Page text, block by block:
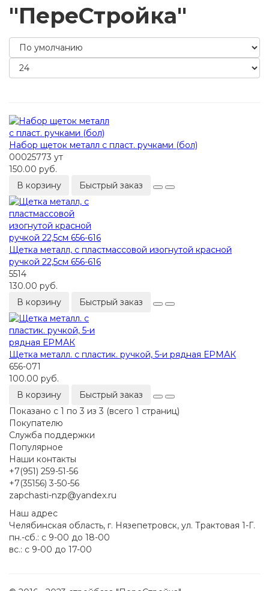
"ПереСтройка"
Набор щеток металл с пласт. ручками (бол)
00025773 ут
150.00 руб.
В корзину
Быстрый заказ
Щетка металл, с пластмассовой изогнутой красной
ручкой 22,5см 656-616
5514
130.00 руб.
В корзину
Быстрый заказ
Щетка металл. с пластик. ручкой, 5-и рядная ЕРМАК
656-071
100.00 руб.
В корзину
Быстрый заказ
Показано с 1 по 3 из 3 (всего 1 страниц)
Покупателю
Служба поддержки
Популярное
Наши контакты
+7(951) 259-51-56
+7(35156) 3-50-56
zapchasti-nzp@yandex.ru
Наш адрес
Челябинская область, г. Нязепетровск, ул. Трактовая 1-Г.
пн.-сб.: с 9-00 до 18-00
вс.: с 9-00 до 17-00